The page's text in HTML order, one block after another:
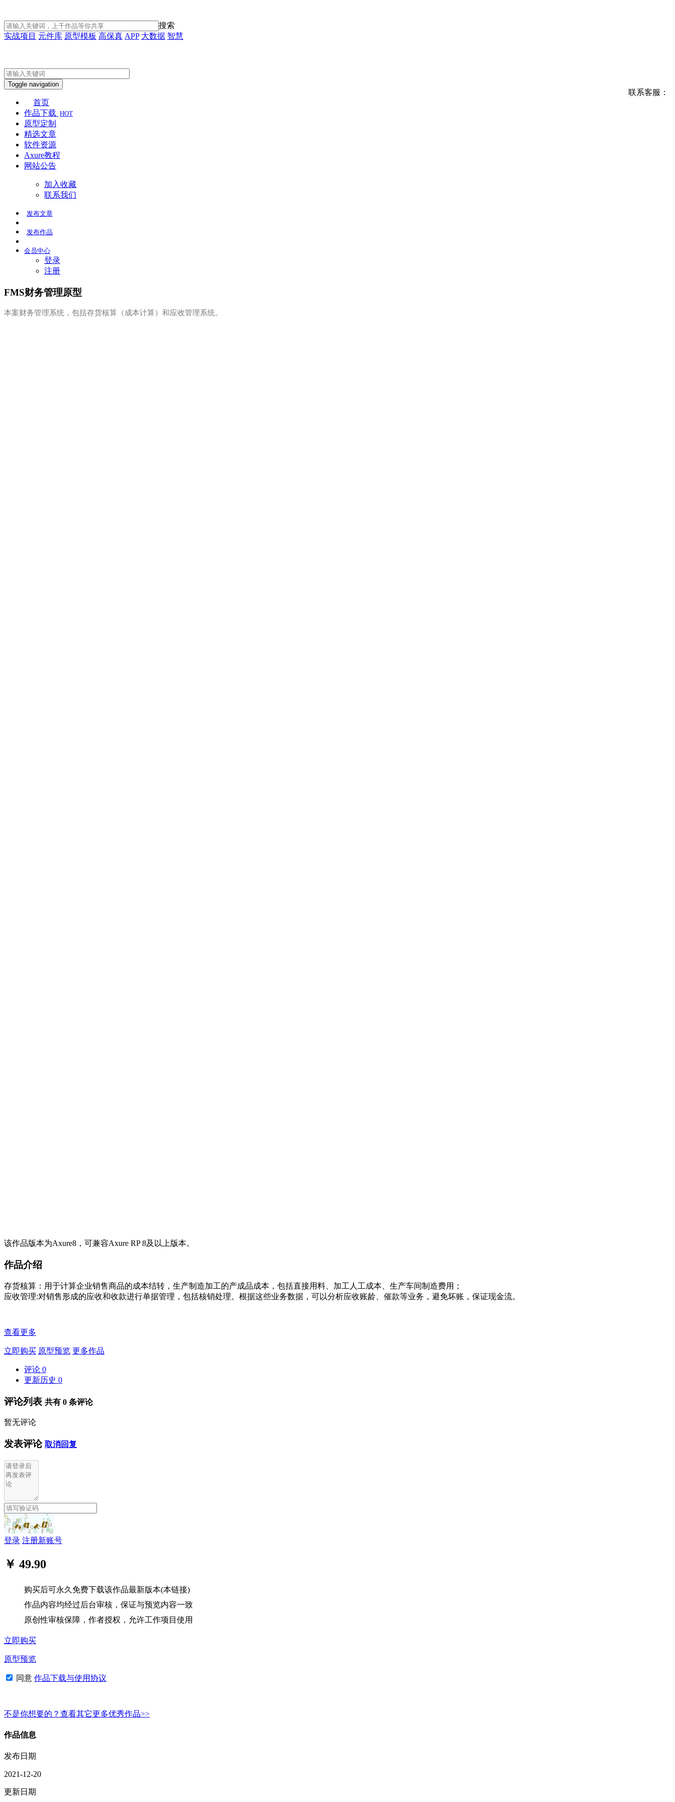
搜索
实战项目 元件库 原型模板 高保真 APP 大数据 智慧
联系客服：
Toggle navigation
首页
作品下载 HOT
原型定制
精选文章
软件资源
Axure教程
网站公告
加入收藏
联系我们
发布文章
发布作品
会员中心
登录
注册
FMS财务管理原型
本案财务管理系统，包括存货核算（成本计算）和应收管理系统。
该作品版本为Axure8，可兼容Axure RP 8及以上版本。
作品介绍
存货核算：用于计算企业销售商品的成本结转，生产制造加工的产成品成本，包括直接用料、加工人工成本、生产车间制造费用；
应收管理:对销售形成的应收和收款进行单据管理，包括核销处理。根据这些业务数据，可以分析应收账龄、催款等业务，避免坏账，保证现金流。
查看更多
立即购买 原型预览 更多作品
评论 0
更新历史 0
评论列表 共有 0 条评论
暂无评论
发表评论 取消回复
登录 注册新账号
￥ 49.90
购买后可永久免费下载该作品最新版本(本链接)
作品内容均经过后台审核，保证与预览内容一致
原创性审核保障，作者授权，允许工作项目使用
立即购买
原型预览
同意 作品下载与使用协议
不是你想要的？查看其它更多优秀作品>>
作品信息
发布日期
2021-12-20
更新日期